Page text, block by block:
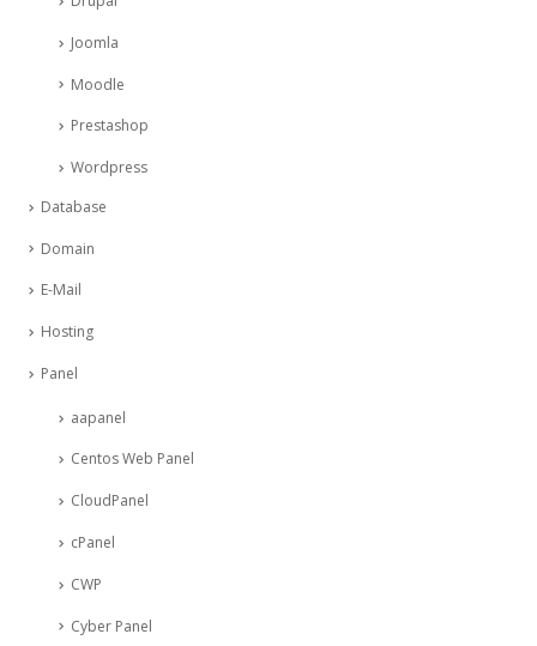
Joomla
Moodle
Prestashop
Wordpress
Database
Domain
E-Mail
Hosting
Panel
aapanel
Centos Web Panel
CloudPanel
cPanel
CWP
Cyber Panel